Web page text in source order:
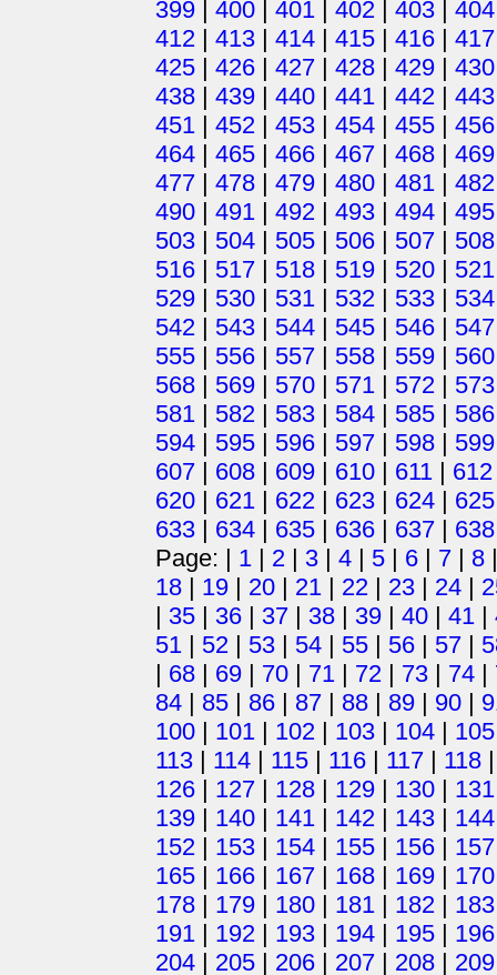
399 | 400 | 401 | 402 | 403 | 404
412 | 413 | 414 | 415 | 416 | 417
425 | 426 | 427 | 428 | 429 | 430
438 | 439 | 440 | 441 | 442 | 443
451 | 452 | 453 | 454 | 455 | 456
464 | 465 | 466 | 467 | 468 | 469
477 | 478 | 479 | 480 | 481 | 482
490 | 491 | 492 | 493 | 494 | 495
503 | 504 | 505 | 506 | 507 | 508
516 | 517 | 518 | 519 | 520 | 521
529 | 530 | 531 | 532 | 533 | 534
542 | 543 | 544 | 545 | 546 | 547
555 | 556 | 557 | 558 | 559 | 560
568 | 569 | 570 | 571 | 572 | 573
581 | 582 | 583 | 584 | 585 | 586
594 | 595 | 596 | 597 | 598 | 599
607 | 608 | 609 | 610 | 611 | 612
620 | 621 | 622 | 623 | 624 | 625
633 | 634 | 635 | 636 | 637 | 638
Page: | 1 | 2 | 3 | 4 | 5 | 6 | 7 | 8
18 | 19 | 20 | 21 | 22 | 23 | 24 |
| 35 | 36 | 37 | 38 | 39 | 40 | 41 |
51 | 52 | 53 | 54 | 55 | 56 | 57 |
| 68 | 69 | 70 | 71 | 72 | 73 | 74 |
84 | 85 | 86 | 87 | 88 | 89 | 90 |
100 | 101 | 102 | 103 | 104 | 105
113 | 114 | 115 | 116 | 117 | 118
126 | 127 | 128 | 129 | 130 | 131
139 | 140 | 141 | 142 | 143 | 144
152 | 153 | 154 | 155 | 156 | 157
165 | 166 | 167 | 168 | 169 | 170
178 | 179 | 180 | 181 | 182 | 183
191 | 192 | 193 | 194 | 195 | 196
204 | 205 | 206 | 207 | 208 | 209